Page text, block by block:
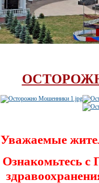
Уважаемые
Ознакомьтесь